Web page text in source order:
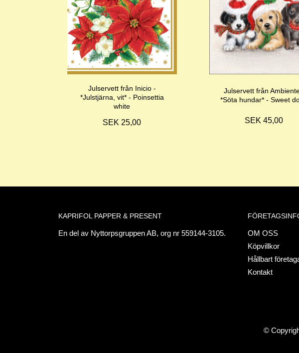
Julservett från Inicio -
*Julstjärna, vit* - Poinsettia
white
SEK 25,00
Julservett från
*Söta hundar* - Sweet
SEK 45,00
KAPRIFOL PAPPER & PRESENT
En del av Nyttorpsgruppen AB, org nr 559144-3105.
OM OSS
Köpvillkor
Hållbart
Kontakt
©